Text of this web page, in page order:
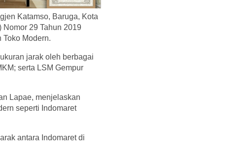
Katamso, Baruga, Kota
29 Tahun 2019
Modern.
jarak oleh berbagai
serta LSM Gempur
Lapae, menjelaskan
seperti Indomaret
antara Indomaret di